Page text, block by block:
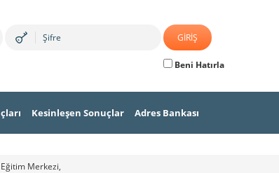
Beni Hatırla
Kesinleşen Sonuçlar Adres Bankası
Merkezi,